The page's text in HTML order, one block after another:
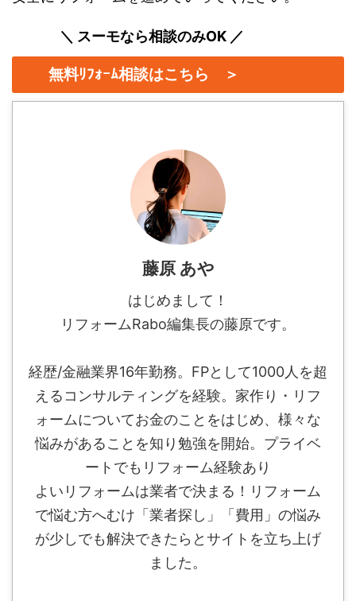
＼ スーモなら相談のみOK ／
無料ﾘﾌｫｰﾑ相談はこちら ＞
藤原 あや
はじめまして！
リフォームRabo編集長の藤原です。
経歴/金融業界16年勤務。FPとして1000人を超
えるコンサルティングを経験。家作り・リフ
ォームについてお金のことをはじめ、様々な
悩みがあることを知り勉強を開始。プライベ
ートでもリフォーム経験あり
よいリフォームは業者で決まる！リフォーム
で悩む方へむけ「業者探し」「費用」の悩み
が少しでも解決できたらとサイトを立ち上げ
ました。